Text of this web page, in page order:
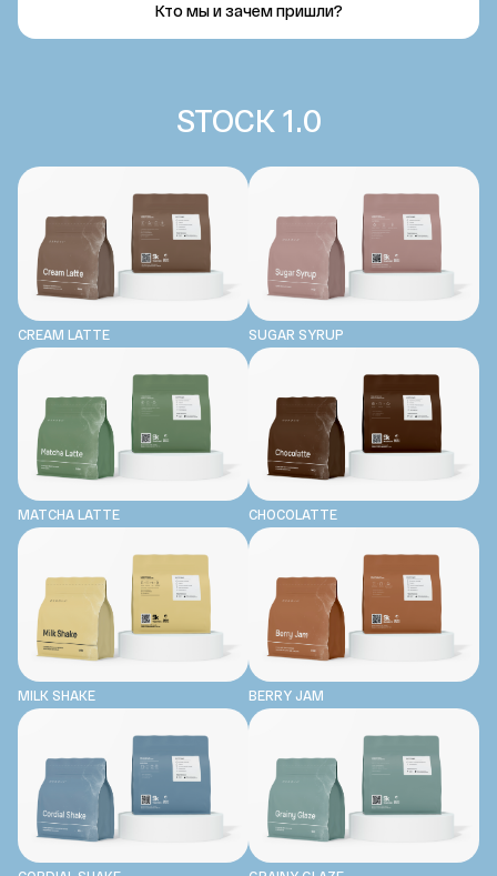
Кто мы и зачем пришли?
STOCK 1.0
CREAM LATTE
MATCHA LATTE
MILK SHAKE
SUGAR SYRUP
CHOCOLATTE
BERRY JAM